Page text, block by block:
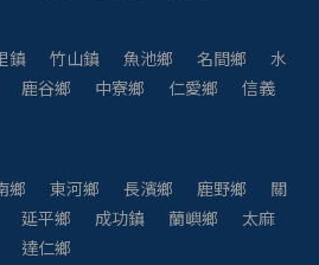
鎮 竹山鎮 魚池鄉 名間鄉
水
鹿谷鄉 中寮鄉 仁愛鄉
信義
鄉 東河鄉 長濱鄉 鹿野鄉
關
延平鄉 成功鎮 蘭嶼鄉
太麻
達仁鄉